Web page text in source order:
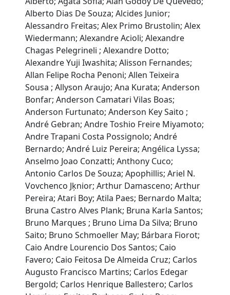
Alberto Dias De Souza; Alcides Junior;
Alessandro Freitas; Alex Primo Brustolin; Alex
Wiedermann; Alexandre Acioli; Alexandre
Chagas Pelegrineli ; Alexandre Dotto;
Alexandre Yuji Iwashita; Alisson Fernandes;
Allan Felipe Rocha Penoni; Allen Teixeira
Sousa ; Allyson Araujo; Ana Kurata; Anderson
Bonfar; Anderson Camatari Vilas Boas;
Anderson Furtunato; Anderson Key Saito ;
André Gebran; Andre Toshio Freire Miyamoto;
Andre Trapani Costa Possignolo; André
Bernardo; André Luiz Pereira; Angélica Lyssa;
Anselmo Joao Conzatti; Anthony Cuco;
Antonio Carlos De Souza; Apophillis; Ariel N.
Vovchenco Jķnior; Arthur Damasceno; Arthur
Pereira; Atari Boy; Atila Paes; Bernardo Malta;
Bruna Castro Alves Plank; Bruna Karla Santos;
Bruno Marques ; Bruno Lima Da Silva; Bruno
Saito; Bruno Schmoeller May; Bárbara Fiorot;
Caio Andre Lourencio Dos Santos; Caio
Favero; Caio Feitosa De Almeida Cruz; Carlos
Augusto Francisco Martins; Carlos Edegar
Bergold; Carlos Henrique Ballestero; Carlos